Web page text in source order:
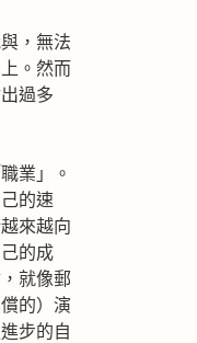
，無法
。然而
過多
業」。
的速
來越向
的成
就像郵
的）演
步的自